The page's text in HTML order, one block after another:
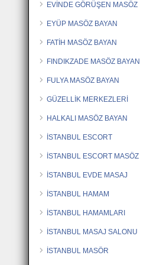
EVİNDE GÖRÜŞEN MASÖZ
EYÜP MASÖZ BAYAN
FATİH MASÖZ BAYAN
FINDIKZADE MASÖZ BAYAN
FULYA MASÖZ BAYAN
GÜZELLİK MERKEZLERİ
HALKALI MASÖZ BAYAN
İSTANBUL ESCORT
İSTANBUL ESCORT MASÖZ
İSTANBUL EVDE MASAJ
İSTANBUL HAMAM
İSTANBUL HAMAMLARI
İSTANBUL MASAJ SALONU
İSTANBUL MASÖR